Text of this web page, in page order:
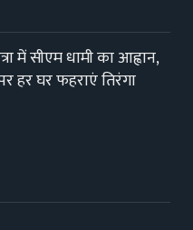
में सीएम धामी का आह्वान,
हर घर फहराएं तिरंगा